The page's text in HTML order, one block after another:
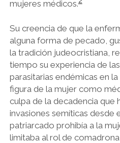
mujeres médicos.
Su creencia de que la
alguna forma de pecado,
la tradición judeocristiana,
tiempo su experiencia de
parasitarias endémicas en
figura de la mujer como
culpa de la decadencia que
invasiones semíticas desde
patriarcado prohibía a la
limitaba al rol de